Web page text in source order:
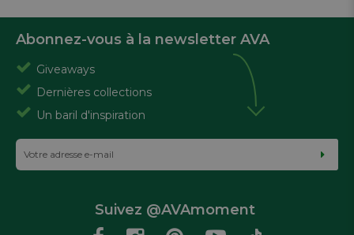
Abonnez-vous à la newsletter AVA
Giveaways
Dernières collections
Un baril d'inspiration
Suivez @AVAmoment